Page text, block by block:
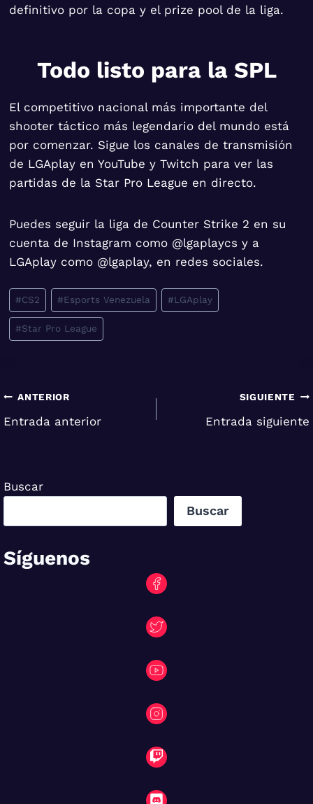
definitivo por la copa y el prize pool de la liga.
Todo listo para la SPL
El competitivo nacional más importante del
shooter táctico más legendario del mundo está
por comenzar. Sigue los canales de transmisión
de LGAplay en YouTube y Twitch para ver las
partidas de la Star Pro League en directo.
Puedes seguir la liga de Counter Strike 2 en su
cuenta de Instagram como @lgaplaycs y a
LGAplay como @lgaplay, en redes sociales.
Etiquetas
de
la
#CS2 #Esports Venezuela #LGAplay
#Star Pro League
Navegación
de
ANTERIOR
Entrada anterior
SIGUIENTE
Entrada siguiente
Buscar
Buscar
Síguenos